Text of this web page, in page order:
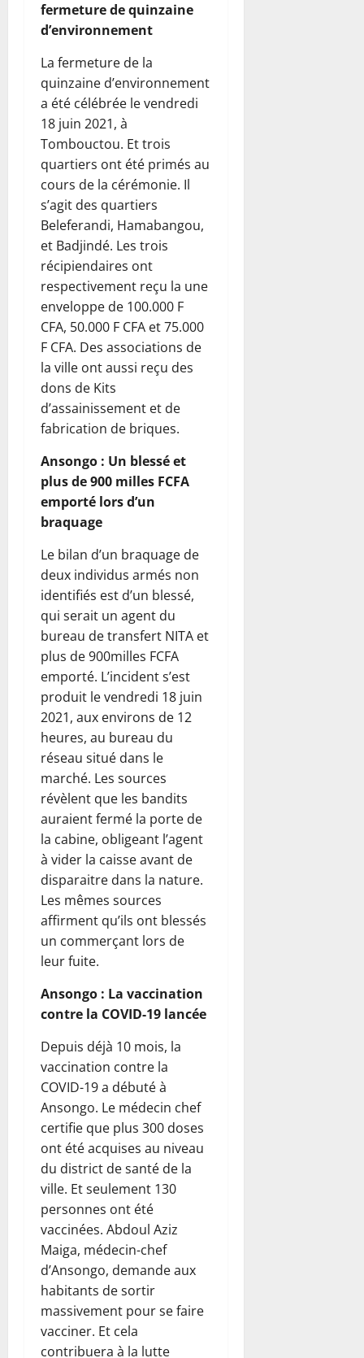
fermeture de quinzaine
d’environnement
La fermeture de la
quinzaine d’environnement
a été célébrée le vendredi
18 juin 2021, à
Tombouctou. Et trois
quartiers ont été primés au
cours de la cérémonie. Il
s’agit des quartiers
Beleferandi, Hamabangou,
et Badjindé. Les trois
récipiendaires ont
respectivement reçu la une
enveloppe de 100.000 F
CFA, 50.000 F CFA et 75.000
F CFA. Des associations de
la ville ont aussi reçu des
dons de Kits
d’assainissement et de
fabrication de briques.
Ansongo : Un blessé et
plus de 900 milles FCFA
emporté lors d’un
braquage
Le bilan d’un braquage de
deux individus armés non
identifiés est d’un blessé,
qui serait un agent du
bureau de transfert NITA et
plus de 900milles FCFA
emporté. L’incident s’est
produit le vendredi 18 juin
2021, aux environs de 12
heures, au bureau du
réseau situé dans le
marché. Les sources
révèlent que les bandits
auraient fermé la porte de
la cabine, obligeant l’agent
à vider la caisse avant de
disparaitre dans la nature.
Les mêmes sources
affirment qu’ils ont blessés
un commerçant lors de
leur fuite.
Ansongo : La vaccination
contre la COVID-19 lancée
Depuis déjà 10 mois, la
vaccination contre la
COVID-19 a débuté à
Ansongo. Le médecin chef
certifie que plus 300 doses
ont été acquises au niveau
du district de santé de la
ville. Et seulement 130
personnes ont été
vaccinées. Abdoul Aziz
Maiga, médecin-chef
d’Ansongo, demande aux
habitants de sortir
massivement pour se faire
vacciner. Et cela
contribuera à la lutte